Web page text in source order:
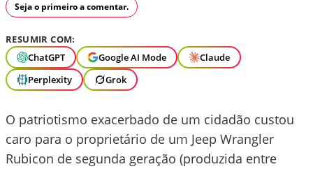
Seja o primeiro a comentar.
RESUMIR COM:
ChatGPT
Google AI Mode
Claude
Perplexity
Grok
O patriotismo exacerbado de um cidadão custou
caro para o proprietário de um Jeep Wrangler
Rubicon de segunda geração (produzida entre